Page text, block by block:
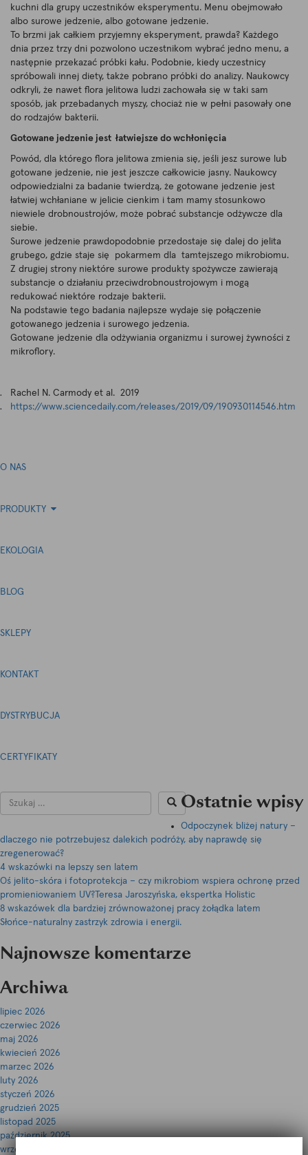
kuchni dla grupy uczestników eksperymentu. Menu obejmowało
albo surowe jedzenie, albo gotowane jedzenie.
To brzmi jak całkiem przyjemny eksperyment, prawda? Każdego
dnia przez trzy dni pozwolono uczestnikom wybrać jedno menu, a
następnie przekazać próbki kału. Podobnie, kiedy uczestnicy
spróbowali innej diety, także pobrano próbki do analizy. Naukowcy
odkryli, że nawet flora jelitowa ludzi zachowała się w taki sam
sposób, jak przebadanych myszy, chociaż nie w pełni pasowały one
do rodzajów bakterii.
Gotowane jedzenie jest łatwiejsze do wchłonięcia
Powód, dla którego flora jelitowa zmienia się, jeśli jesz surowe lub
gotowane jedzenie, nie jest jeszcze całkowicie jasny. Naukowcy
odpowiedzialni za badanie twierdzą, że gotowane jedzenie jest
łatwiej wchłaniane w jelicie cienkim i tam mamy stosunkowo
niewiele drobnoustrojów, może pobrać substancje odżywcze dla
siebie.
Surowe jedzenie prawdopodobnie przedostaje się dalej do jelita
grubego, gdzie staje się pokarmem dla tamtejszego mikrobiomu.
Z drugiej strony niektóre surowe produkty spożywcze zawierają
substancje o działaniu przeciwdrobnoustrojowym i mogą
redukować niektóre rodzaje bakterii.
Na podstawie tego badania najlepsze wydaje się połączenie
gotowanego jedzenia i surowego jedzenia.
Gotowane jedzenie dla odżywiania organizmu i surowej żywności z
mikroflory.
Rachel N. Carmody et al. 2019
https://www.sciencedaily.com/releases/2019/09/190930114546.htm
O NAS
PRODUKTY
EKOLOGIA
BLOG
SKLEPY
KONTAKT
DYSTRYBUCJA
CERTYFIKATY
Ostatnie wpisy
Odpoczynek bliżej natury –
dlaczego nie potrzebujesz dalekich podróży, aby naprawdę się
zregenerować?
4 wskazówki na lepszy sen latem
Oś jelito-skóra i fotoprotekcja – czy mikrobiom wspiera ochronę przed
promieniowaniem UV?Teresa Jaroszyńska, ekspertka Holistic
8 wskazówek dla bardziej zrównoważonej pracy żołądka latem
Słońce-naturalny zastrzyk zdrowia i energii.
Najnowsze komentarze
Archiwa
lipiec 2026
czerwiec 2026
maj 2026
kwiecień 2026
marzec 2026
luty 2026
styczeń 2026
grudzień 2025
listopad 2025
październik 2025
wrzesień 2025